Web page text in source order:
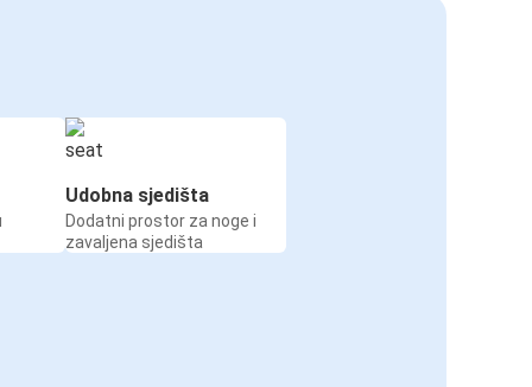
Udobna sjedišta
Dodatni prostor za noge i
zavaljena sjedišta